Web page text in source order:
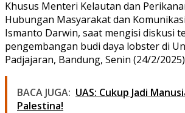
Khusus Menteri Kelautan dan
Hubungan Masyarakat dan
Ismanto Darwin, saat mengisi diskusi
pengembangan budi daya lobster di
Padjajaran, Bandung, Senin (24/2/
BACA JUGA: UAS: Cukup Jadi
Palestina!